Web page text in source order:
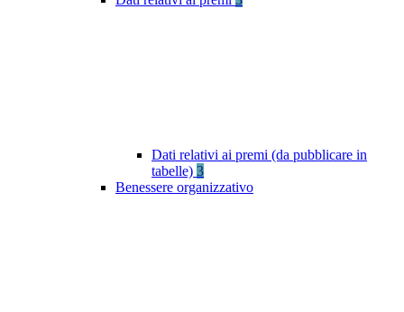
Dati relativi ai premi (da pubblicare in
tabelle) 3
Benessere organizzativo